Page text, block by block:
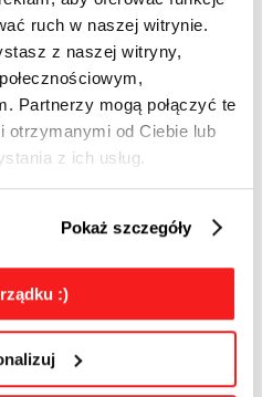
ruch w naszej witrynie.
z naszej witryny,
Partnerzy mogą połączyć te
otrzymanymi od Ciebie lub
z ich usług.
Pokaż szczegóły
:)
stawia kolejne wyzwania.
marketingowej wśród
graficzna (65% firm planuje
SEM i SEO (36%) oraz
w sieci, zauważalny jest
którzy zdecydowali się na
W 2014 roku własny sklep
odsetek przedsiębiorców
roku z kanału tego korzysta
wykorzystywana jest poczta
(82%), strona internetowa (80%),
strona mobilna i aplikacja